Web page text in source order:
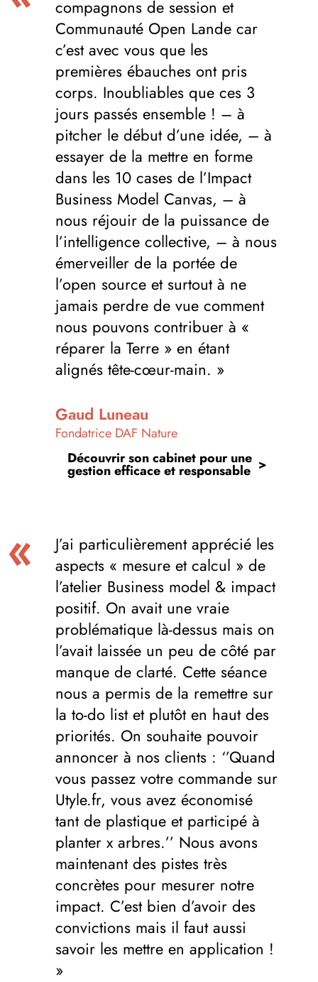
compagnons de session et
Communauté Open Lande car
c’est avec vous que les
premières ébauches ont pris
corps. Inoubliables que ces 3
jours passés ensemble ! – à
pitcher le début d’une idée, – à
essayer de la mettre en forme
dans les 10 cases de l’Impact
Business Model Canvas, – à
nous réjouir de la puissance de
l’intelligence collective, – à nous
émerveiller de la portée de
l’open source et surtout à ne
jamais perdre de vue comment
nous pouvons contribuer à «
réparer la Terre » en étant
alignés tête-cœur-main. »
Gaud Luneau
Fondatrice DAF Nature
Découvrir son cabinet pour une
gestion efficace et responsable
J’ai particulièrement apprécié les
aspects « mesure et calcul » de
l’atelier Business model & impact
positif. On avait une vraie
problématique là-dessus mais on
l’avait laissée un peu de côté par
manque de clarté. Cette séance
nous a permis de la remettre sur
la to-do list et plutôt en haut des
priorités. On souhaite pouvoir
annoncer à nos clients : ‘’Quand
vous passez votre commande sur
Utyle.fr, vous avez économisé
tant de plastique et participé à
planter x arbres.’’ Nous avons
maintenant des pistes très
concrètes pour mesurer notre
impact. C’est bien d’avoir des
convictions mais il faut aussi
savoir les mettre en application !
»